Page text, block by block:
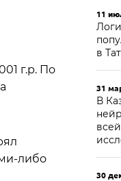
г.р. По
либо
11
в
31
В
30